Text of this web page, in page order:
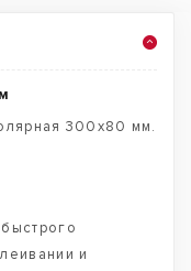
300x80 мм.
и